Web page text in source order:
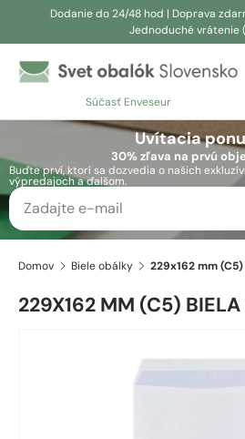
Prejsť na obsah
Dodanie do 24/48 hod | Doprava
Jednoduché vrátenie
Súčasť Enveseur
Vyhľadávanie
Vyhľadávanie Uvítacia
30% zľava na prvú
Buďte prví, ktorí sa dozvedia o našich
výpredajoch a ďalšom.
Domov Biele obálky 229x162 mm
229X162 MM (C5)
Prejsť na informácie o